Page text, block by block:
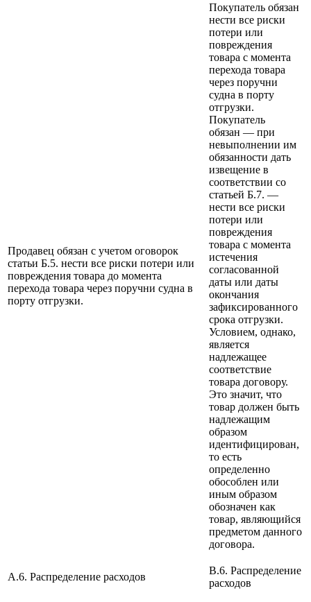
Продавец обязан с учетом оговорок
статьи Б.5. нести все риски потери или
повреждения товара до момента
перехода товара через поручни судна в
порту отгрузки.
Покупатель обязан
нести все риски
потери или
повреждения
товара с момента
перехода товара
через поручни
судна в порту
отгрузки.
Покупатель
обязан — при
невыполнении им
обязанности дать
извещение в
соответствии со
статьей Б.7. —
нести все риски
потери или
повреждения
товара с момента
истечения
согласованной
даты или даты
окончания
зафиксированного
срока отгрузки.
Условием, однако,
является
надлежащее
соответствие
товара договору.
Это значит, что
товар должен быть
надлежащим
образом
идентифицирован,
то есть
определенно
обособлен или
иным образом
обозначен как
товар, являющийся
предметом данного
договора.
A.6. Распределение расходов
B.6. Распределение
расходов